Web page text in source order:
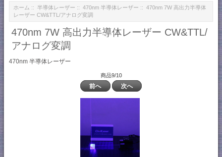
ホーム :: 半導体レーザー :: 470nm 半導体レーザー :: 470nm 7W 高出力半導体
レーザー CW&TTL/アナログ変調
470nm 7W 高出力半導体レーザー CW&TTL/
アナログ変調
470nm 半導体レーザー
商品9/10
前へ 次へ